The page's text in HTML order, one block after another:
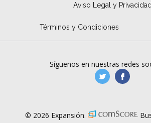
Aviso Legal y Privacidad
Términos y Condiciones
Síguenos en nuestras redes
© 2026 Expansión.